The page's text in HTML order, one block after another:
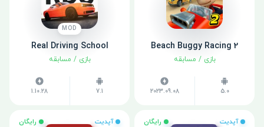
Beach Buggy Racing 2
بازی / مسابقه
5.0
2023.09.08
MOD
Real Driving School
بازی / مسابقه
7.1
1.10.28
آپدیت رایگان آپدیت رایگان